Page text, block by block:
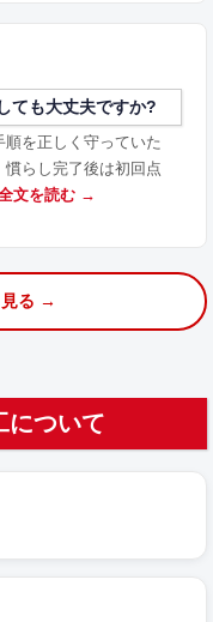
ても大丈夫ですか?
を正しく守っていた
らし完了後は初回点
文を読む →
見る →
について